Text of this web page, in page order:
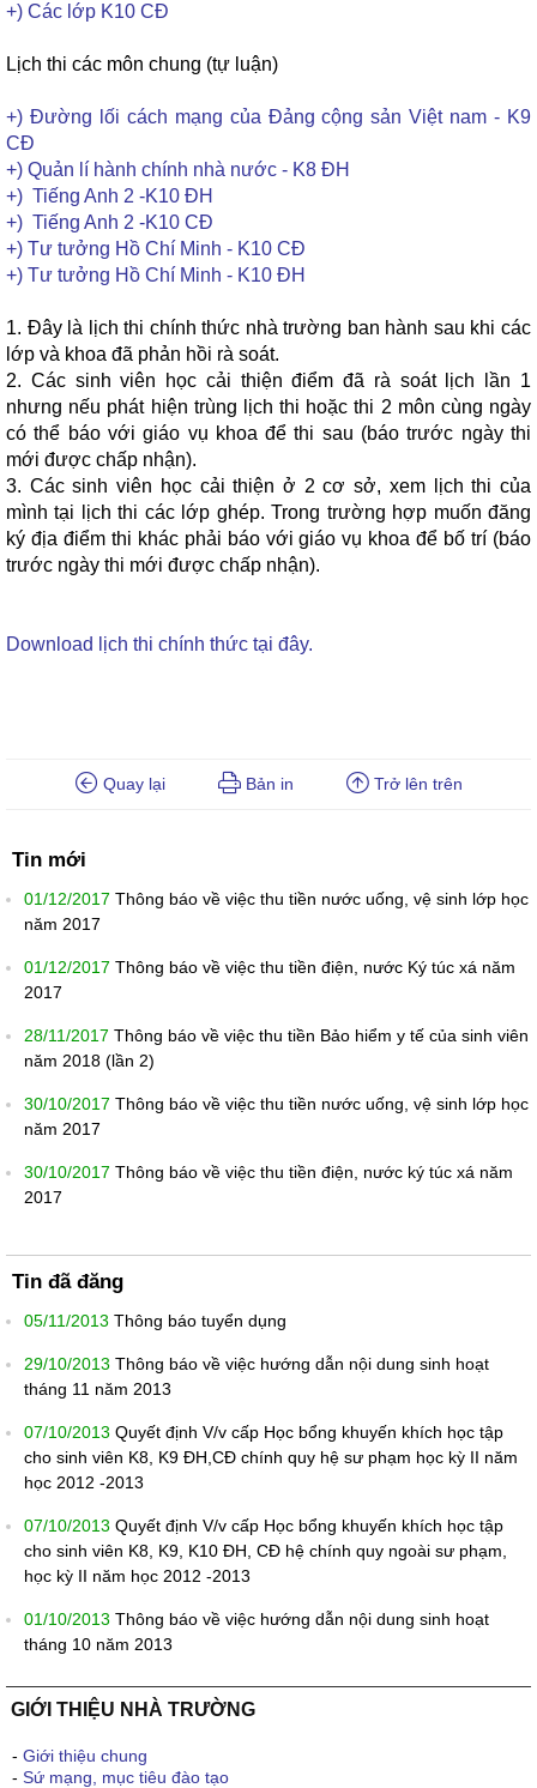
+) Các lớp K10 CĐ
Lịch thi các môn chung (tự luận)
+) Đường lối cách mạng của Đảng cộng sản Việt nam - K9
CĐ
+) Quản lí hành chính nhà nước - K8 ĐH
+) Tiếng Anh 2 -K10 ĐH
+) Tiếng Anh 2 -K10 CĐ
+) Tư tưởng Hồ Chí Minh - K10 CĐ
+) Tư tưởng Hồ Chí Minh - K10 ĐH
1. Đây là lịch thi chính thức nhà trường ban hành sau khi các
lớp và khoa đã phản hồi rà soát.
2. Các sinh viên học cải thiện điểm đã rà soát lịch lần 1
nhưng nếu phát hiện trùng lịch thi hoặc thi 2 môn cùng ngày
có thể báo với giáo vụ khoa để thi sau (báo trước ngày thi
mới được chấp nhận).
3. Các sinh viên học cải thiện ở 2 cơ sở, xem lịch thi của
mình tại lịch thi các lớp ghép. Trong trường hợp muốn đăng
ký địa điểm thi khác phải báo với giáo vụ khoa để bố trí (báo
trước ngày thi mới được chấp nhận).
Download lịch thi chính thức tại đây.
Quay lại Bản in Trở lên trên
Tin mới
01/12/2017 Thông báo về việc thu tiền nước uống, vệ sinh lớp học
năm 2017
01/12/2017 Thông báo về việc thu tiền điện, nước Ký túc xá năm
2017
28/11/2017 Thông báo về việc thu tiền Bảo hiểm y tế của sinh viên
năm 2018 (lần 2)
30/10/2017 Thông báo về việc thu tiền nước uống, vệ sinh lớp học
năm 2017
30/10/2017 Thông báo về việc thu tiền điện, nước ký túc xá năm
2017
Tin đã đăng
05/11/2013 Thông báo tuyển dụng
29/10/2013 Thông báo về việc hướng dẫn nội dung sinh hoạt
tháng 11 năm 2013
07/10/2013 Quyết định V/v cấp Học bổng khuyến khích học tập
cho sinh viên K8, K9 ĐH,CĐ chính quy hệ sư phạm học kỳ II năm
học 2012 -2013
07/10/2013 Quyết định V/v cấp Học bổng khuyến khích học tập
cho sinh viên K8, K9, K10 ĐH, CĐ hệ chính quy ngoài sư phạm,
học kỳ II năm học 2012 -2013
01/10/2013 Thông báo về việc hướng dẫn nội dung sinh hoạt
tháng 10 năm 2013
GIỚI THIỆU NHÀ TRƯỜNG
- Giới thiệu chung
- Sứ mạng, mục tiêu đào tạo